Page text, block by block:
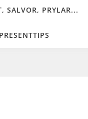
SALVOR, PRYLAR...